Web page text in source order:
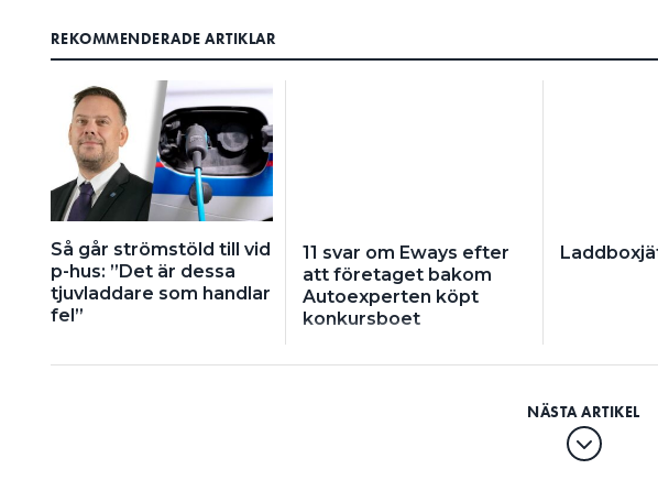
REKOMMENDERADE ARTIKLAR
Så går strömstöld till vid
p-hus: ”Det är dessa
tjuvladdare som handlar
fel”
11 svar om Eways efter
att företaget bakom
Autoexperten köpt
konkursboet